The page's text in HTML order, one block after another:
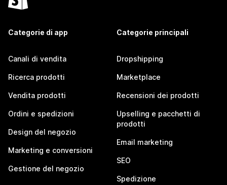
Categorie di app
Canali di vendita
Ricerca prodotti
Vendita prodotti
Ordini e spedizioni
Design del negozio
Marketing e conversioni
Gestione del negozio
Categorie principali
Dropshipping
Marketplace
Recensioni dei prodotti
Upselling e pacchetti di
prodotti
Email marketing
SEO
Spedizione